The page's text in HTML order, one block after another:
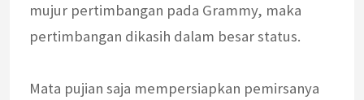
mujur pertimbangan pada Grammy, maka
pertimbangan dikasih dalam besar status.
Mata pujian saja mempersiapkan pemirsanya